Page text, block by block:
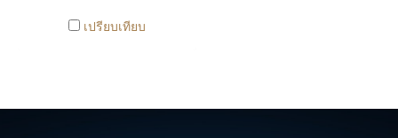
https://www.facebook.com/play2anime
เปรียบเทียบ